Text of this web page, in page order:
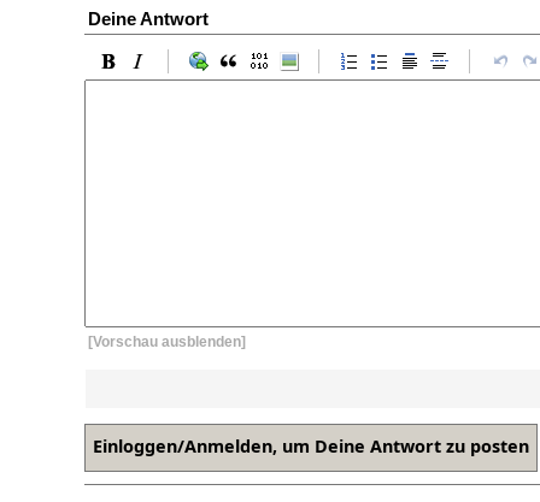
Deine Antwort
[Vorschau ausblenden]